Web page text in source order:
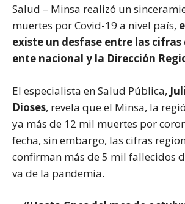
Salud – Minsa realizó un
muertes por Covid-19 a nivel país,
existe un desfase entre las
ente nacional y la Dirección
El especialista en Salud Pública,
Dioses, revela que el Minsa, la
ya más de 12 mil muertes por
fecha, sin embargo, las cifras
confirman más de 5 mil fallecidos
va de la pandemia.